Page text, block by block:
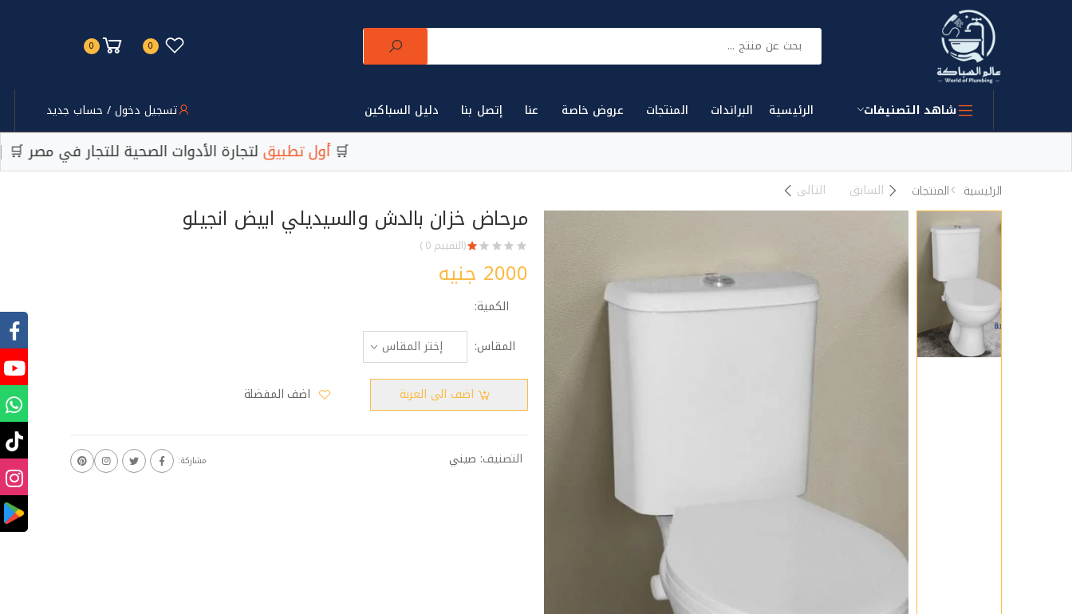
بحث
0
0
شاهد التصنيفات الرئيسية البراندات المنتجات عروض خاصة عنا إتصل بنا دليل السباكين تسجيل دخول / حساب جديد
أول تطبيقلتجارة الأدوات الصحية للتجار في مصر 🛒 |
الرئيسية المنتجات السابق التالى
مرحاض خزان بالدش والسيديلي ابيض انجيلو
(التقييم 0 )
2000 جنيه
الكمية:
المقاس:
اضف الى العربة اضف المفضلة
التصنيف: صيني مشاركة: